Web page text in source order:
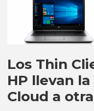
Los Thin
HP llevan
Cloud a